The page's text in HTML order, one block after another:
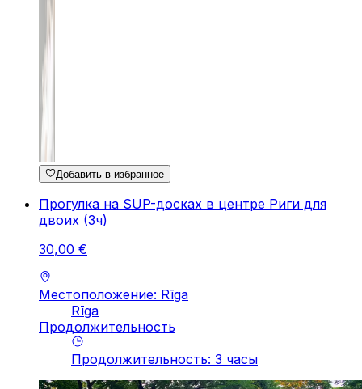
Добавить в избранное
Прогулка на SUP-досках в центре Риги для
двоих (3ч)
30,00 €
Местоположение: Rīga
Rīga
Продолжительность
Продолжительность: 3 часы